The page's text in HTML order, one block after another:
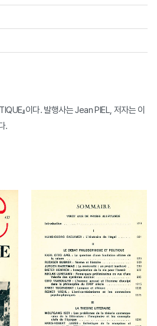
』이다. 발행사는 Jean PIEL, 저자는 이
.